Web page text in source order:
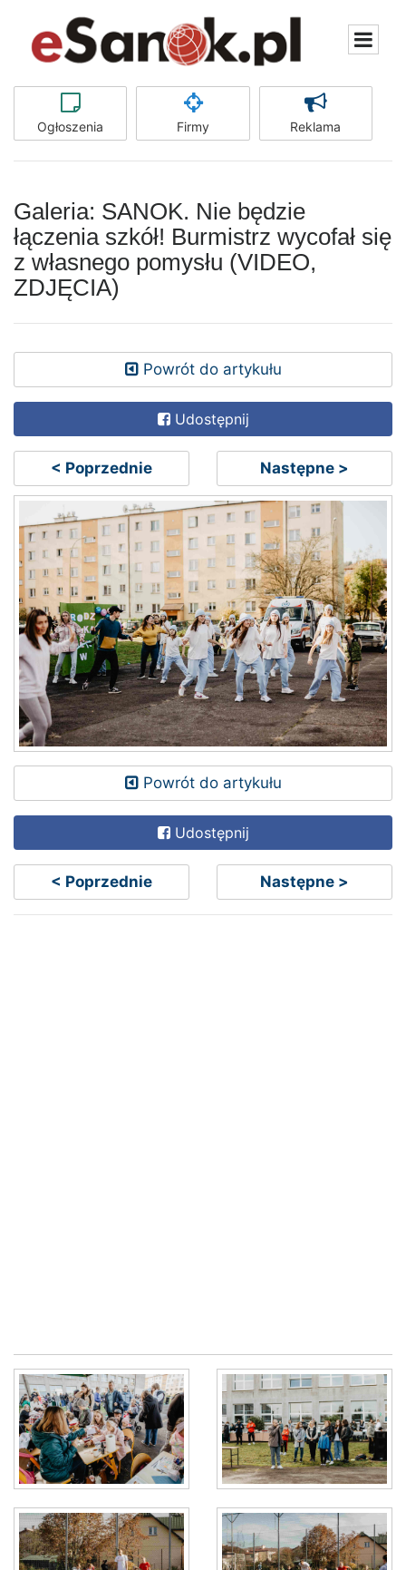
Ogłoszenia Firmy Reklama
Galeria: SANOK. Nie będzie
łączenia szkół! Burmistrz wycofał się
z własnego pomysłu (VIDEO,
ZDJĘCIA)
Powrót do artykułu
Udostępnij
< Poprzednie Następne >
Powrót do artykułu
Udostępnij
< Poprzednie Następne >